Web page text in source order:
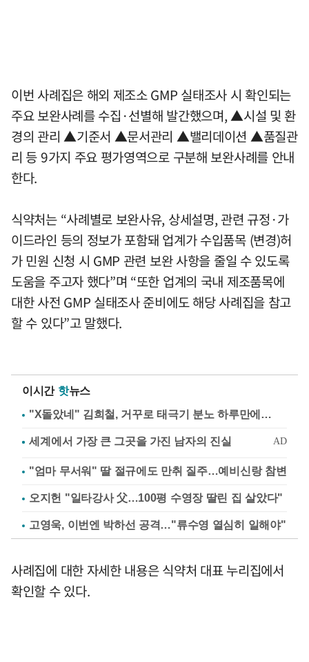
이번 사례집은 해외 제조소 GMP 실태조사 시 확인되는
주요 보완사례를 수집·선별해 발간했으며, ▲시설 및 환
경의 관리 ▲기준서 ▲문서관리 ▲밸리데이션 ▲품질관
리 등 9가지 주요 평가영역으로 구분해 보완사례를 안내
한다.
식약처는 “사례별로 보완사유, 상세설명, 관련 규정·가
이드라인 등의 정보가 포함돼 업계가 수입품목 (변경)허
가 민원 신청 시 GMP 관련 보완 사항을 줄일 수 있도록
도움을 주고자 했다”며 “또한 업계의 국내 제조품목에
대한 사전 GMP 실태조사 준비에도 해당 사례집을 참고
할 수 있다”고 말했다.
이시간 핫뉴스
"X돌았네" 김희철, 거꾸로 태극기 분노 하루만에…
"엄마 무서워" 딸 절규에도 만취 질주…예비신랑 참변
오지헌 "일타강사 父…100평 수영장 딸린 집 살았다"
고영욱, 이번엔 박하선 공격…"류수영 열심히 일해야"
사례집에 대한 자세한 내용은 식약처 대표 누리집에서
확인할 수 있다.